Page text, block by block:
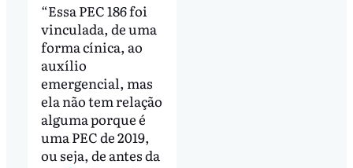
“Essa PEC 186 foi
vinculada, de uma
forma cínica, ao
auxílio
emergencial, mas
ela não tem relação
alguma porque é
uma PEC de 2019,
ou seja, de antes da